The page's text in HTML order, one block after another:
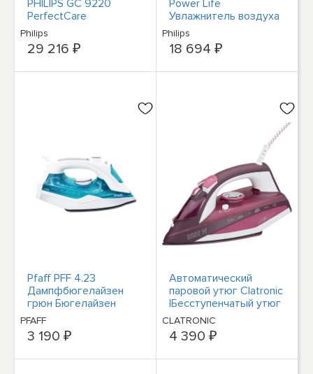
PHILIPS GC 9220
PerfectCare
Dampfbügelstation
Philips
29 216 ₽
Power Life
Увлажнитель воздуха
GC3925/34 Bügeleisen
Philips
18 694 ₽
Pfaff PFF 4.23
Дампфбюгелайзен
грюн Бюгелайзен
PFAFF
3 190 ₽
Автоматический
паровой утюг Clatronic
|Бесступенчатый утюг
с керамической
подошвой,
защищающий от
CLATRONIC
4 390 ₽